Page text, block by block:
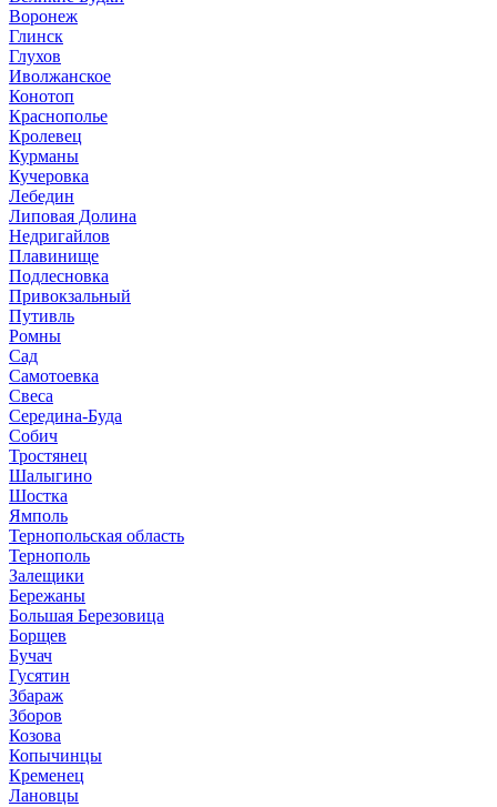
Воронеж
Глинск
Глухов
Иволжанское
Конотоп
Краснополье
Кролевец
Курманы
Кучеровка
Лебедин
Липовая Долина
Недригайлов
Плавинище
Подлесновка
Привокзальный
Путивль
Ромны
Сад
Самотоевка
Свеса
Середина-Буда
Собич
Тростянец
Шалыгино
Шостка
Ямполь
Тернопольская область
Тернополь
Залещики
Бережаны
Большая Березовица
Борщев
Бучач
Гусятин
Збараж
Зборов
Козова
Копычинцы
Кременец
Лановцы